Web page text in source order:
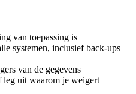
van toepassing is
systemen, inclusief back-ups
van de gegevens
uit waarom je weigert